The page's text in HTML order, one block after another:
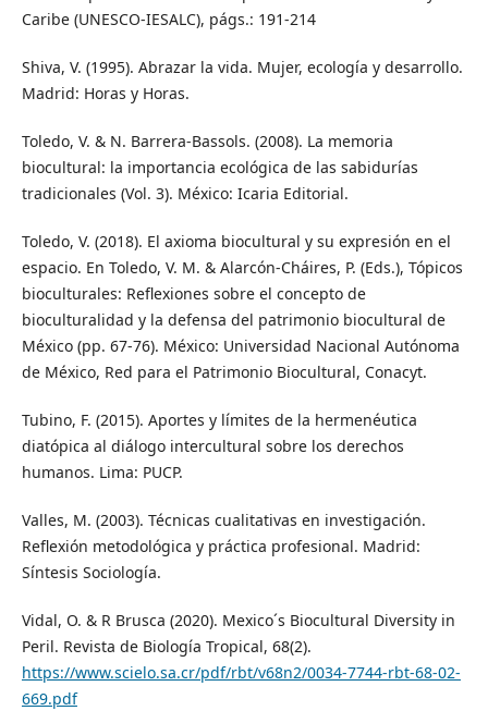
Caribe (UNESCO-IESALC), págs.: 191-214
Shiva, V. (1995). Abrazar la vida. Mujer, ecología y desarrollo.
Madrid: Horas y Horas.
Toledo, V. & N. Barrera-Bassols. (2008). La memoria
biocultural: la importancia ecológica de las sabidurías
tradicionales (Vol. 3). México: Icaria Editorial.
Toledo, V. (2018). El axioma biocultural y su expresión en el
espacio. En Toledo, V. M. & Alarcón-Cháires, P. (Eds.), Tópicos
bioculturales: Reflexiones sobre el concepto de
bioculturalidad y la defensa del patrimonio biocultural de
México (pp. 67-76). México: Universidad Nacional Autónoma
de México, Red para el Patrimonio Biocultural, Conacyt.
Tubino, F. (2015). Aportes y límites de la hermenéutica
diatópica al diálogo intercultural sobre los derechos
humanos. Lima: PUCP.
Valles, M. (2003). Técnicas cualitativas en investigación.
Reflexión metodológica y práctica profesional. Madrid:
Síntesis Sociología.
Vidal, O. & R Brusca (2020). Mexico´s Biocultural Diversity in
Peril. Revista de Biología Tropical, 68(2).
https://www.scielo.sa.cr/pdf/rbt/v68n2/0034-7744-rbt-68-02-
669.pdf